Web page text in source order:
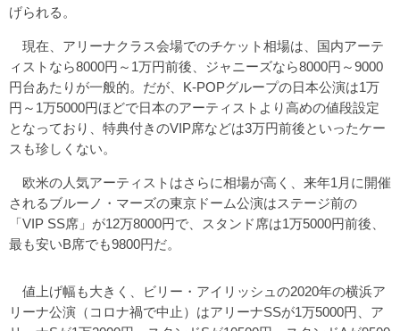
げられる。
現在、アリーナクラス会場でのチケット相場は、国内アーテ
ィストなら8000円～1万円前後、ジャニーズなら8000円～9000
円台あたりが一般的。だが、K-POPグループの日本公演は1万
円～1万5000円ほどで日本のアーティストより高めの値段設定
となっており、特典付きのVIP席などは3万円前後といったケー
スも珍しくない。
欧米の人気アーティストはさらに相場が高く、来年1月に開催
されるブルーノ・マーズの東京ドーム公演はステージ前の
「VIP SS席」が12万8000円で、スタンド席は1万5000円前後、
最も安いB席でも9800円だ。
値上げ幅も大きく、ビリー・アイリッシュの2020年の横浜ア
リーナ公演（コロナ禍で中止）はアリーナSSが1万5000円、ア